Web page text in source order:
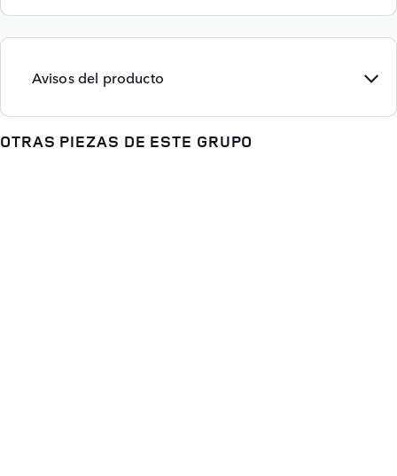
Avisos del producto
OTRAS PIEZAS DE ESTE GRUPO